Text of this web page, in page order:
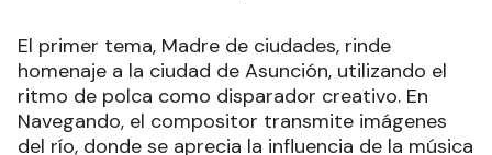
El primer tema, Madre de ciudades, rinde
homenaje a la ciudad de Asunción, utilizando el
ritmo de polca como disparador creativo. En
Navegando, el compositor transmite imágenes
del río, donde se aprecia la influencia de la música